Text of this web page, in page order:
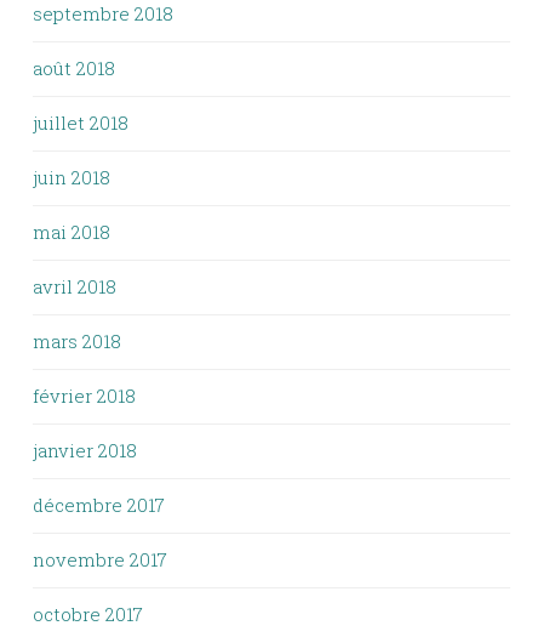
septembre 2018
août 2018
juillet 2018
juin 2018
mai 2018
avril 2018
mars 2018
février 2018
janvier 2018
décembre 2017
novembre 2017
octobre 2017